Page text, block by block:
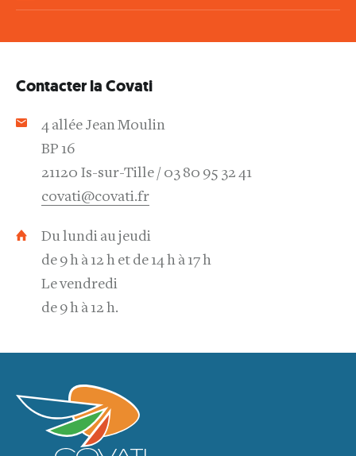
Contacter la Covati
4 allée Jean Moulin
BP 16
21120 Is-sur-Tille
03 80 95 32 41
covati@covati.fr
Du lundi au jeudi
de 9 h à 12 h et de 14 h à 17 h
Le vendredi
de 9 h à 12 h.